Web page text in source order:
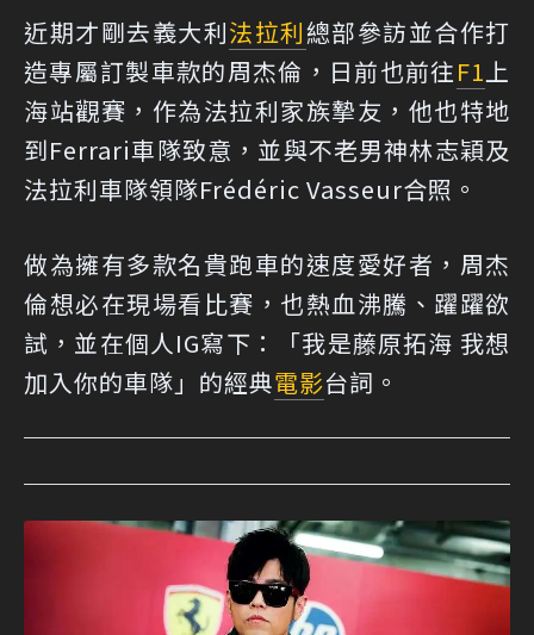
近期才剛去義大利法拉利總部參訪並合作打
造專屬訂製車款的周杰倫，日前也前往F1上
海站觀賽，作為法拉利家族摯友，他也特地
到Ferrari車隊致意，並與不老男神林志穎及
法拉利車隊領隊Frédéric Vasseur合照。
做為擁有多款名貴跑車的速度愛好者，周杰
倫想必在現場看比賽，也熱血沸騰、躍躍欲
試，並在個人IG寫下：「我是藤原拓海 我想
加入你的車隊」的經典電影台詞。